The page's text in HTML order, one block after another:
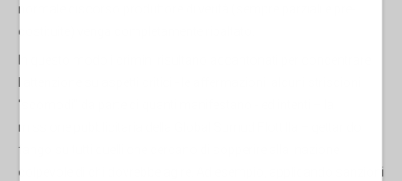
normale discorso produttore di verità (sempre parziali e pre-
costituite) venga completamente ribaltato.
"scomodi" da parte di quanti manifestano - ed intenti – la
missione pubblicitaria della Global Sumud Flottilla – gettando
fango su tutti quelli che cercano di sopperire alla inazione
colpevole di chi dovrebbe agire. Ad esempio, applicando sanzioni